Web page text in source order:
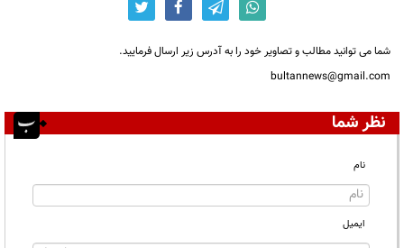
شما می توانید مطالب و تصاویر خود را به آدرس زیر ارسال فرمایید.
bultannews@gmail.com
نظر شما
نام
ایمیل